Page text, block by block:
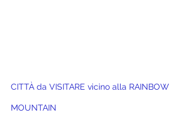
CITTÀ da VISITARE vicino alla RAINBOW
MOUNTAIN